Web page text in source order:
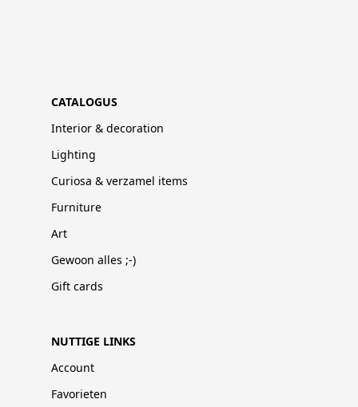
CATALOGUS
Interior & decoration
Lighting
Curiosa & verzamel items
Furniture
Art
Gewoon alles ;-)
Gift cards
NUTTIGE LINKS
Account
Favorieten